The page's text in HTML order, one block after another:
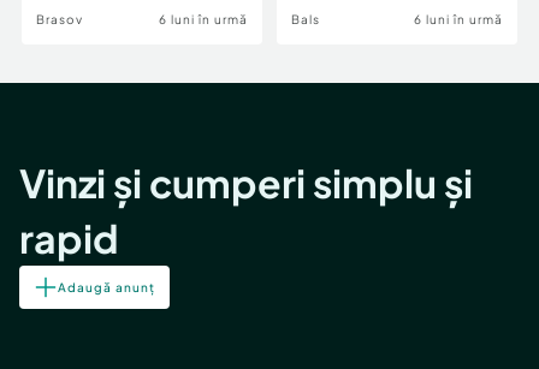
Brasov 6 luni în urmă Bals 6 luni în urmă
Vinzi și cumperi simplu și
rapid
Adaugă anunț